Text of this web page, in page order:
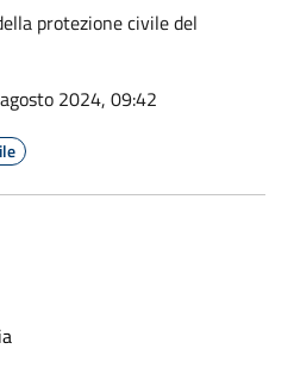
protezione civile del
2024, 09:42